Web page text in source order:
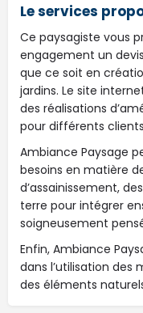
Le services
Ce paysagiste vous
engagement un
que ce soit en
jardins. Le site
des réalisations
pour différents
Ambiance Paysage
besoins en matière
d’assainissement,
terre pour intégrer
soigneusement
Enfin, Ambiance
dans l’utilisation des
des éléments